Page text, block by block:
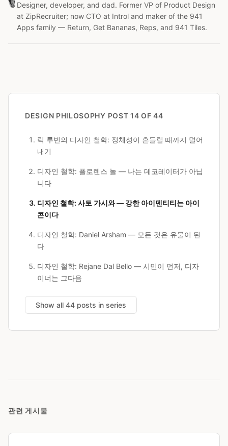
Designer, developer, and dad. Former VP of Product Design
at ZipRecruiter; now CTO at Introl and maker of the 941
Apps family — Return, Get Bananas, Reps, and 941 Tiles.
DESIGN PHILOSOPHY POST 14 OF 44
릭 루빈의 디자인 철학: 정체성이 흔들릴 때까지 덜어
내기
디자인 철학: 플로렌스 놀 — 나는 데코레이터가 아닙
니다
디자인 철학: 사토 가시와 — 강한 아이덴티티는 아이
콘이다
디자인 철학: Daniel Arsham — 모든 것은 유물이 된
다
디자인 철학: Rejane Dal Bello — 시민이 먼저, 디자
이너는 그다음
Show all 44 posts in series
관련 게시물